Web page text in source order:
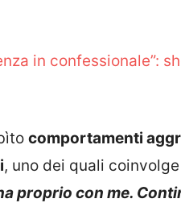
in confessionale”:
comportamenti
, uno dei quali coinvolge
proprio con me.